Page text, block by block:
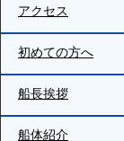
アクセス
初めての方へ
船長挨拶
船体紹介